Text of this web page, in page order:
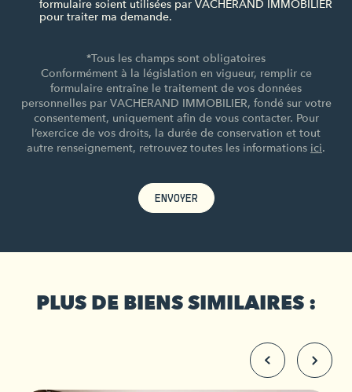
formulaire soient utilisées par VACHERAND IMMOBILIER
pour traiter ma demande.
*Tous les champs sont obligatoires
Conformément à la législation en vigueur, remplir ce
formulaire entraîne le traitement de vos données
personnelles par VACHERAND IMMOBILIER, fondé sur votre
consentement, uniquement afin de vous contacter. Pour
l’exercice de vos droits, la durée de conservation et tout
autre renseignement, retrouvez toutes les informations ici.
ENVOYER
PLUS DE BIENS SIMILAIRES :